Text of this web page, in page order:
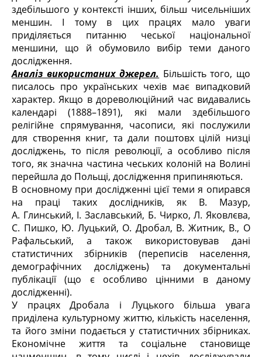
здебільшого у контексті інших, більш чисельніших
меншин. І тому в цих працях мало уваги
приділяється питанню чеської національної
меншини, що й обумовило вибір теми даного
дослідження.
Аналіз використаних джерел. Більшість того, що
писалось про українських чехів має випадковий
характер. Якщо в дореволюційний час видавались
календарі (1888–1891), які мали здебільшого
релігійне спрямування, часописи, які послужили
для створення книг, та дали поштовх цілій низці
досліджень, то після революції, а особливо після
того, як значна частина чеських колоній на Волині
перейшла до Польщі, дослідження припиняються.
В основному при дослідженні цієї теми я опирався
на праці таких дослідників, як В. Мазур,
А. Глинський, І. Заславський, Б. Чирко, Л. Яковлєва,
С. Пишко, Ю. Луцький, О. Дробал, В. Житник, В., О
Рафальський, а також використовував дані
статистичних збірників (переписів населення,
демографічних досліджень) та документальні
публікації (що є особливо цінними в даному
дослідженні).
У працях Дробала і Луцького більша увага
приділена культурному життю, кількість населення,
та його зміни подається у статистичних збірниках.
Економічне життя та соціальне становище